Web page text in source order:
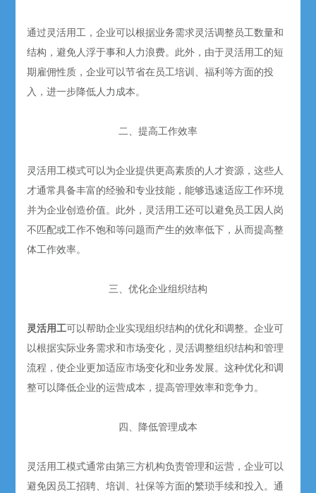
通过灵活用工，企业可以根据业务需求灵活调整员工数量和
结构，避免人浮于事和人力浪费。此外，由于灵活用工的短
期雇佣性质，企业可以节省在员工培训、福利等方面的投
入，进一步降低人力成本。
二、提高工作效率
灵活用工模式可以为企业提供更高素质的人才资源，这些人
才通常具备丰富的经验和专业技能，能够迅速适应工作环境
并为企业创造价值。此外，灵活用工还可以避免员工因人岗
不匹配或工作不饱和等问题而产生的效率低下，从而提高整
体工作效率。
三、优化企业组织结构
灵活用工可以帮助企业实现组织结构的优化和调整。企业可
以根据实际业务需求和市场变化，灵活调整组织结构和管理
流程，使企业更加适应市场变化和业务发展。这种优化和调
整可以降低企业的运营成本，提高管理效率和竞争力。
四、降低管理成本
灵活用工模式通常由第三方机构负责管理和运营，企业可以
避免因员工招聘、培训、社保等方面的繁琐手续和投入。通